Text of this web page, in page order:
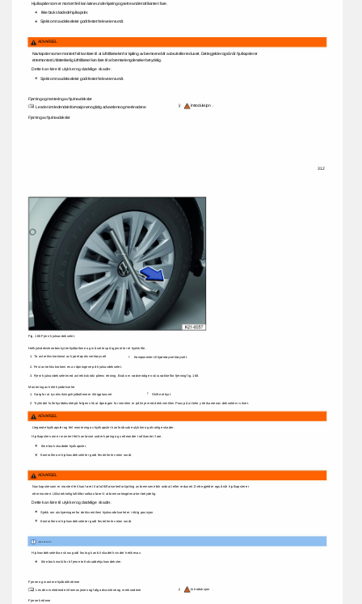
Fjerning og montering av hjulnavdeksler
Dette kan føre til ulykker og dødelige skader.
312
ettermontert. Utilstrekkelig lufttilførsel kan føre til at bremselengden øker betydelig.
ADVARSEL
Introduksjon
Ikke bruk skadede hjulkapsler.
ÿ
Les den innledende informasjonen og følg advarslene og merknadene
Hjulkapsler som er montert feil kan løsne under kjøring og sette andre trafikanter i fare.
Sjekk om navdekselet er godt festet hele veien rundt.
Navkapsler som er montert feil kan føre til at lufttilførselen for kjøling av bremsene blir avbrutt eller redusert. Dette gjelder også når hjulkapsler er
.
Fjerning av hjulnavdeksler
Sjekk om navdekselet er godt festet hele veien rundt.
2. Trykk det fulle hjuldekselet på felgen slik at åpningen for ventilen er på linje med dekkventilen. Pass på at hele ytterkanten av dekselet er sikret.
Helhjulsdekslene beskytter hjulboltene og må settes på igjen etter et hjulskifte.
ADVARSEL
1. Sørg for at tyverisikringshjulboltene er riktig plassert
Fjerne og montere hjulbolthettene
Hjulnavdekselet kan skrus godt fast og kan bli skadet hvis det trekkes av.
3. Fjern hjulnavdekselet med avtrekkskrok i pilens retning. Bruk om nødvendig en skrunøkkel for fjerning fig. 168.
Ikke bruk skadede hjulkapsler.
Hjulkapsler som er montert feil kan løsne under kjøring og sette andre trafikanter i fare.
2. Fest avtrekkskroken i en av åpningene på hjulnavdekselet.
ADVARSEL
Sjekk om utskjæringen for dekkventilen i hjulnavdekselet er i riktig posisjon.
Introduksjon
ettermontert. Utilstrekkelig lufttilførsel kan føre til at bremselengden øker betydelig.
ÿ
Les den innledende informasjonen og følg advarslene og merknadene
Skifte et hjul.
Fig. 168 Fjern hjulnavdekselet.
Navkapsler som er montert feil kan føre til at lufttilførselen for kjøling av bremsene blir avbrutt eller redusert. Dette gjelder også når hjulkapsler er
Montering av hele hjuldekselet
Kontroller om hjulnavdekselet er godt festet hele veien rundt.
Ikke bruk makt for å fjerne tettskrudde hjulnavdeksler.
Kontroller om hjulnavdekselet er godt festet hele veien rundt.
Uegnede hjulkapsler og feil montering av hjulkapsler kan forårsake ulykker og alvorlige skader.
Komponenter til kjøretøyverktøysett.
.
Fjerne hettene
1. Ta avtrekkskroken ut av kjøretøyets verktøysett
ÿ
Dette kan føre til ulykker og dødelige skader.